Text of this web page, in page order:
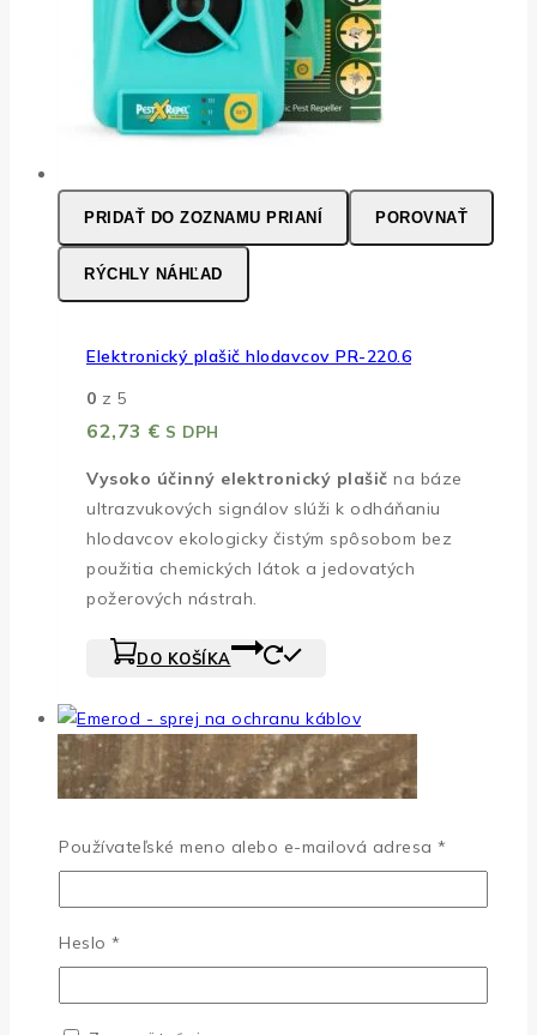
PRIDAŤ DO ZOZNAMU PRIANÍ POROVNAŤ
RÝCHLY NÁHĽAD
Elektronický plašič hlodavcov PR-220.6
0 z 5
62,73 € S DPH
Vysoko účinný elektronický plašič na báze
ultrazvukových signálov slúži k odháňaniu
hlodavcov ekologicky čistým spôsobom bez
použitia chemických látok a jedovatých
požerových nástrah.
DO KOŠÍKA
Používateľské meno alebo e-mailová adresa *
Heslo *